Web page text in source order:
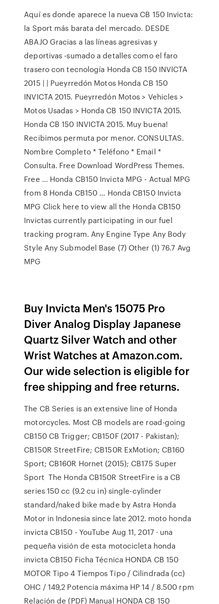
Aquí es donde aparece la nueva CB 150 Invicta:
la Sport más barata del mercado. DESDE
ABAJO Gracias a las líneas agresivas y
deportivas -sumado a detalles como el faro
trasero con tecnología Honda CB 150 INVICTA
2015 | | Pueyrredón Motos Honda CB 150
INVICTA 2015. Pueyrredón Motos > Vehicles >
Motos Usadas > Honda CB 150 INVICTA 2015.
Honda CB 150 INVICTA 2015. Muy buena!
Recibimos permuta por menor. CONSULTAS.
Nombre Completo * Teléfono * Email *
Consulta. Free Download WordPress Themes.
Free … Honda CB150 Invicta MPG - Actual MPG
from 8 Honda CB150 ... Honda CB150 Invicta
MPG Click here to view all the Honda CB150
Invictas currently participating in our fuel
tracking program. Any Engine Type Any Body
Style Any Submodel Base (7) Other (1) 76.7 Avg
MPG
Buy Invicta Men's 15075 Pro
Diver Analog Display Japanese
Quartz Silver Watch and other
Wrist Watches at Amazon.com.
Our wide selection is eligible for
free shipping and free returns.
The CB Series is an extensive line of Honda
motorcycles. Most CB models are road-going
CB150 CB Trigger; CB150F (2017 - Pakistan);
CB150R StreetFire; CB150R ExMotion; CB160
Sport; CB160R Hornet (2015); CB175 Super
Sport The Honda CB150R StreetFire is a CB
series 150 cc (9.2 cu in) single-cylinder
standard/naked bike made by Astra Honda
Motor in Indonesia since late 2012. moto honda
invicta CB150 - YouTube Aug 11, 2017 · una
pequeña visión de esta motocicleta honda
invicta CB150 Ficha Técnica HONDA CB 150
MOTOR Tipo 4 Tiempos Tipo / Cilindrada (cc)
OHC / 149,2 Potencia máxima HP 14 / 8.500 rpm
Relación de (PDF) Manual HONDA CB 150